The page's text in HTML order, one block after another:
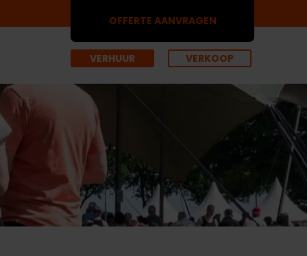
OFFERTE AANVRAGEN
VERKOOP
VERHUUR